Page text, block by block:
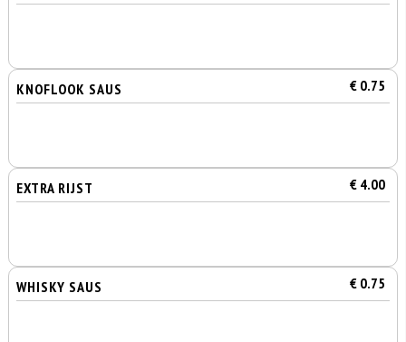
KNOFLOOK SAUS € 0.75
EXTRA RIJST € 4.00
WHISKY SAUS € 0.75